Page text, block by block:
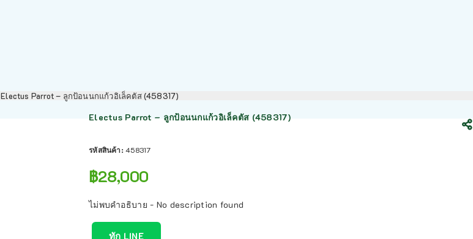
Electus Parrot – ลูกป้อนนกแก้วอิเล็คตัส (458317)
Electus Parrot – ลูกป้อนนกแก้วอิเล็คตัส (458317)
รหัสสินค้า:458317
฿28,000
ไม่พบคำอธิบาย - No description found
ทัก LINE